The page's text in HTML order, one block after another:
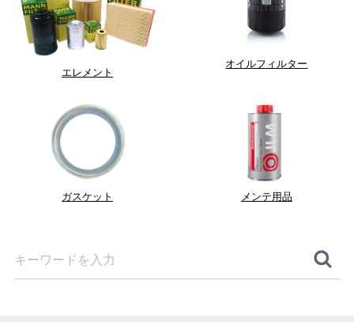
エレメント
オイルフィルター
ガスケット メンテ用品